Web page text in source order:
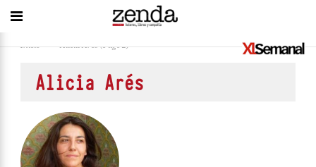
Inicio > Alicia Arés(Page 2)
Alicia Arés